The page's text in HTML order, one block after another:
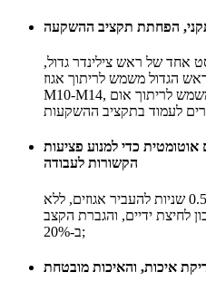
הפחתת תקציב ההשקעה
אחד של ראש צילינדר גדול,
הגדול משמש לריתוך אגוז
M10-M14, הראש הקטן משמש לריתוך אום M6-M10, ציוד אחד
אוטומטית כדי למנוע פציעות
הקשורות לעבודה
הוסף מסוע אגוזים, שלוקח לו רק 0.5 שניות להעביר אגוזים, ללא
לחיצת ידיים, והגברת הקצב
ב-20%;
איכות, והאיכות מובטחת